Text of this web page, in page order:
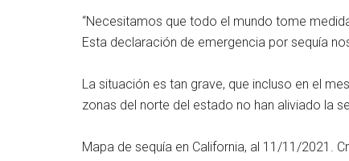
“Necesitamos que todo el mundo tome
Esta declaración de emergencia por sequía
La situación es tan grave, que incluso en el
zonas del norte del estado no han aliviado la
Mapa de sequía en California, al 11/11/2021.